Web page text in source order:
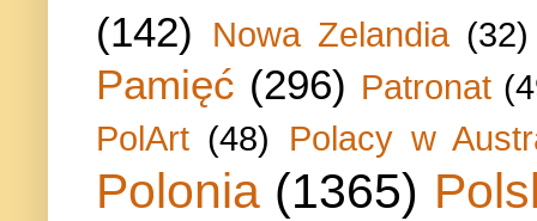
(142) Nowa Zelandia (32)
Pamięć (296) Patronat
PolArt (48) Polacy w
Polonia (1365)